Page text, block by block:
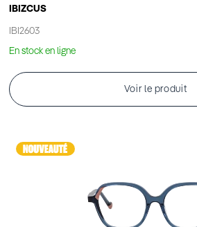
IBIZCUS
IBI2603
En stock en ligne
Voir le produit